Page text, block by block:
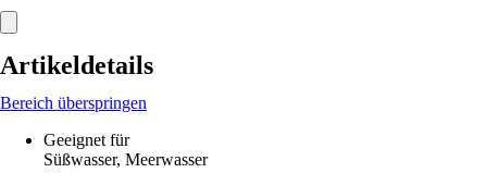
Artikeldetails
Bereich überspringen
Geeignet für
Süßwasser, Meerwasser